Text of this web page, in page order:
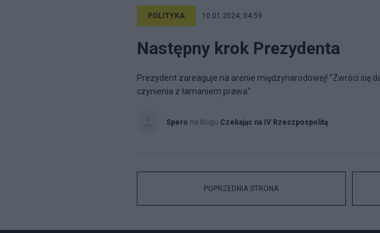
POLITYKA 10.01.2024, 04:59
Następny krok Prezydenta
Prezydent zareaguje na arenie międzynarodowej! "Zwróci się
czynienia z łamaniem prawa"
Spero na blogu Czekając na IV Rzeczpospolitą
POPRZEDNIA STRONA